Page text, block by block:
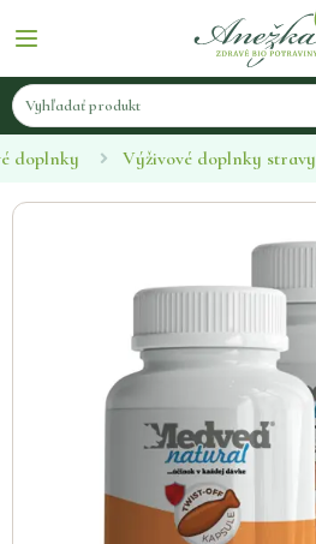
doplnky Výživové doplnky stravy